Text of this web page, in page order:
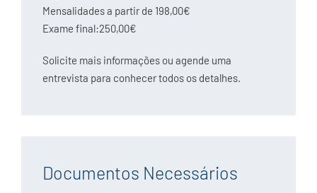
Mensalidades a partir de 198,00€
Exame final:250,00€
Solicite mais informações ou agende uma
entrevista para conhecer todos os detalhes.
Documentos Necessários